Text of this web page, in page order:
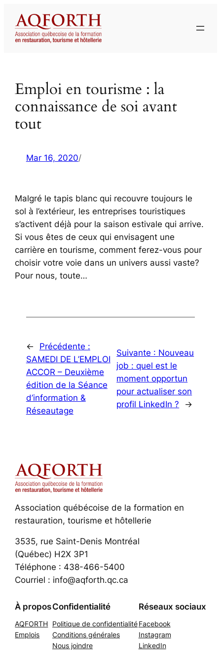
contenu
Emploi en tourisme : la
connaissance de soi avant
tout
Mar 16, 2020/
Malgré le tapis blanc qui recouvre toujours le
sol à l’extérieur, les entreprises touristiques
s’activent déjà pour la saison estivale qui arrive.
Si vous êtes de ceux qui envisagent une
carrière en tourisme, comment ferez-vous pour
choisir votre voie dans un univers aussi vaste?
Pour nous, toute…
←
Précédente :
SAMEDI DE L’EMPLOI
ACCOR – Deuxième
édition de la Séance
d’information &
Réseautage
Suivante : Nouveau
job : quel est le
moment opportun
pour actualiser son
profil LinkedIn ?
→
Association québécoise de la formation en
restauration, tourisme et hôtellerie
3535, rue Saint-Denis Montréal
(Québec) H2X 3P1
Téléphone : 438-466-5400
Courriel : info@aqforth.qc.ca
À propos
AQFORTH
Emplois
Confidentialité
Politique de confidentialité
Conditions générales
Nous joindre
Réseaux sociaux
Facebook
Instagram
LinkedIn